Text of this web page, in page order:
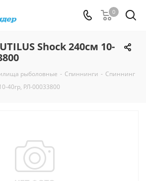
0
Shock 240см 10-
рыболовные - Спиннинги - Спиннинг
40гр, РЛ-00033800